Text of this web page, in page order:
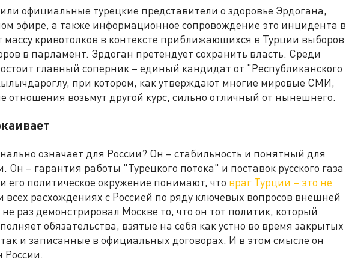
официальные турецкие представители о здоровье Эрдогана,
эфире, а также информационное сопровождение это инцидента в
массу кривотолков в контексте приближающихся в Турции выборов
в парламент. Эрдоган претендует сохранить власть. Среди
главный соперник – единый кандидат от "Республиканского
при котором, как утверждают многие мировые СМИ,
отношения возьмут другой курс, сильно отличный от нынешнего.
означает для России? Он – стабильность и понятный для
Он – гарантия работы "Турецкого потока" и поставок русского газа
его политическое окружение понимают, что враг Турции – это не
всех расхождениях с Россией по ряду ключевых вопросов внешней
раз демонстрировал Москве то, что он тот политик, который
обязательства, взятые на себя как устно во время закрытых
и записанные в официальных договорах. И в этом смысле он
России.